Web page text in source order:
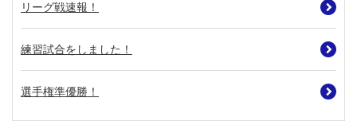
リーグ戦速報！
練習試合をしました！
選手権準優勝！